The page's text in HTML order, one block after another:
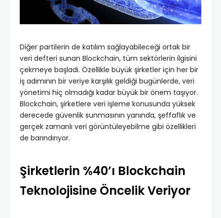
Diğer partilerin de katılım sağlayabileceği ortak bir
veri defteri sunan Blockchain, tüm sektörlerin ilgisini
çekmeye başladı. Özellikle büyük şirketler için her bir
iş adımının bir veriye karşılık geldiği bugünlerde, veri
yönetimi hiç olmadığı kadar büyük bir önem taşıyor.
Blockchain, şirketlere veri işleme konusunda yüksek
derecede güvenlik sunmasının yanında, şeffaflık ve
gerçek zamanlı veri görüntüleyebilme gibi özellikleri
de barındırıyor.
Şirketlerin %40’ı Blockchain
Teknolojisine Öncelik Veriyor